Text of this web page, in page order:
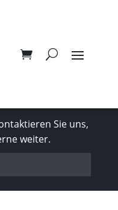
Sie uns,
weiter.